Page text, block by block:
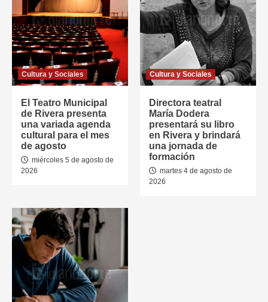
Cultura y Sociales
El Teatro Municipal
de Rivera presenta
una variada agenda
cultural para el mes
de agosto
miércoles 5 de agosto de
2026
Cultura y Sociales
Directora teatral
María Dodera
presentará su libro
en Rivera y brindará
una jornada de
formación
martes 4 de agosto de
2026